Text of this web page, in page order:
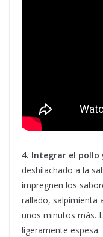
4. Integrar el pollo
deshilachado a la
impregnen los
rallado, salpimienta
unos minutos más.
ligeramente espesa.